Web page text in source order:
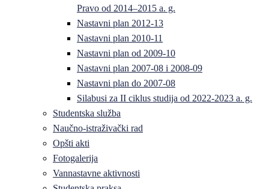
Pravo od 2014–2015 a. g.
Nastavni plan 2012-13
Nastavni plan 2010-11
Nastavni plan od 2009-10
Nastavni plan 2007-08 i 2008-09
Nastavni plan do 2007-08
Silabusi za II ciklus studija od 2022-2023 a. g.
Studentska služba
Naučno-istraživački rad
Opšti akti
Fotogalerija
Vannastavne aktivnosti